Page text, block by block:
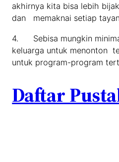
akhirnya kita bisa lebih
dan memaknai setiap
4. Sebisa mungkin
keluarga untuk menonton
untuk program-program
Daftar